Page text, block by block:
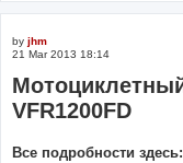
by jhm
21 Mar 2013 18:14
VFR1200FD
Все подробности здесь: